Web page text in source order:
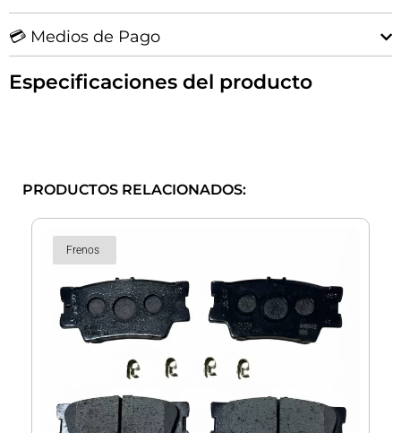
cantidad
💳 Medios de Pago
Especificaciones del producto
PRODUCTOS RELACIONADOS:
Frenos